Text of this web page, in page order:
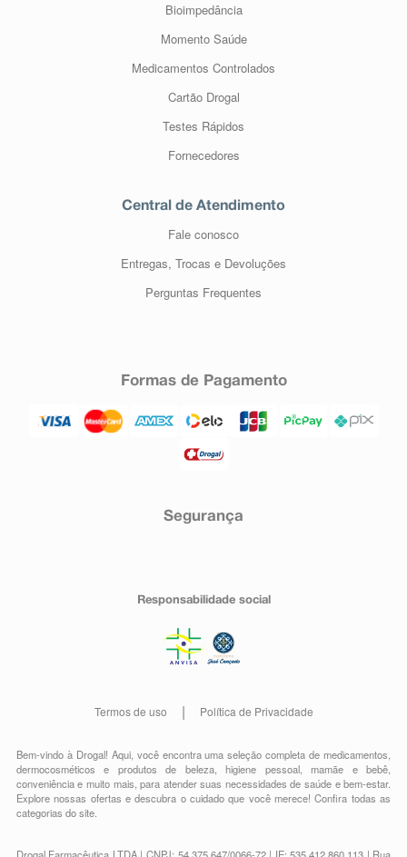
Bioimpedância
Momento Saúde
Medicamentos Controlados
Cartão Drogal
Testes Rápidos
Fornecedores
Central de Atendimento
Fale conosco
Entregas, Trocas e Devoluções
Perguntas Frequentes
Formas de Pagamento
Segurança
Responsabilidade social
Termos de uso Política de Privacidade
Bem-vindo à Drogal! Aqui, você encontra uma seleção completa demedicamentos
dermocosméticos e produtos de beleza,higiene pessoal,mamãe e bebê
conveniênciae muito mais, para atender suas necessidades de saúde e bem-estar.
Explore nossas ofertas e descubra o cuidado que você merece!Confira todas as
categorias do site.